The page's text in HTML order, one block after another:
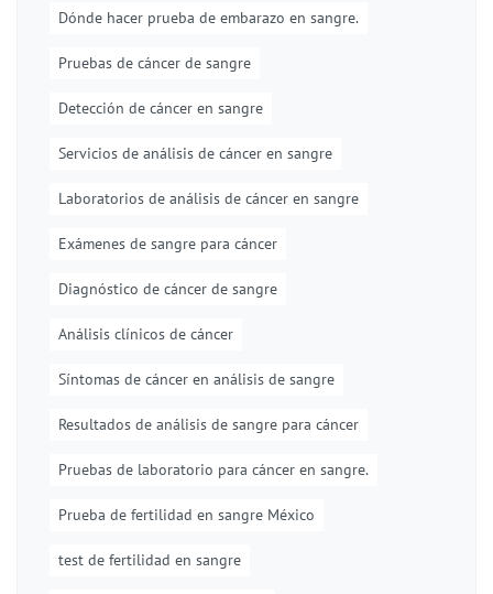
Dónde hacer prueba de embarazo en sangre.
Pruebas de cáncer de sangre
Detección de cáncer en sangre
Servicios de análisis de cáncer en sangre
Laboratorios de análisis de cáncer en sangre
Exámenes de sangre para cáncer
Diagnóstico de cáncer de sangre
Análisis clínicos de cáncer
Síntomas de cáncer en análisis de sangre
Resultados de análisis de sangre para cáncer
Pruebas de laboratorio para cáncer en sangre.
Prueba de fertilidad en sangre México
test de fertilidad en sangre